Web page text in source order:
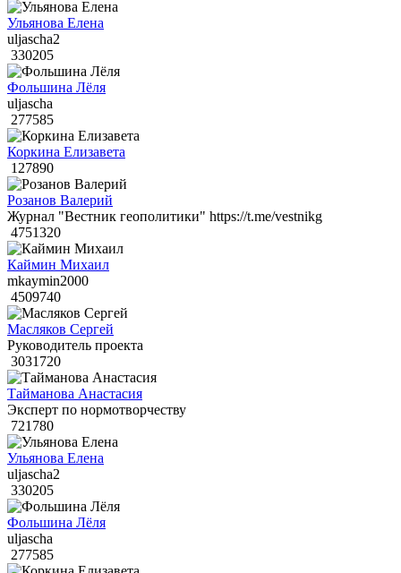
Ульянова Елена
uljascha2
330205
Фольшина Лёля
uljascha
277585
Коркина Елизавета
127890
Розанов Валерий
Журнал "Вестник геополитики" https://t.me/vestnikg
4751320
Каймин Михаил
mkaymin2000
4509740
Масляков Сергей
Руководитель проекта
3031720
Тайманова Анастасия
Эксперт по нормотворчеству
721780
Ульянова Елена
uljascha2
330205
Фольшина Лёля
uljascha
277585